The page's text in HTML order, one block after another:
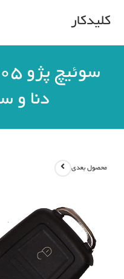
کلیدکار
دنا و
محصول بعدی